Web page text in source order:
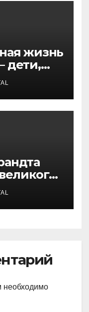
жизнь
дети,
необходимо